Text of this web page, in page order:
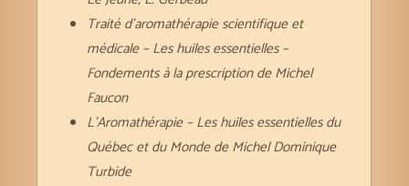
Traité d’aromathérapie scientifique et
médicale – Les huiles essentielles –
Fondements à la prescription de Michel
Faucon
L’Aromathérapie – Les huiles essentielles du
Québec et du Monde de Michel Dominique
Turbide